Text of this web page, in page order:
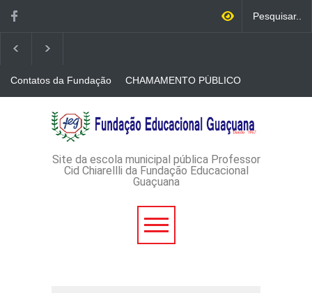
Contatos da Fundação
CHAMAMENTO PÚBLICO
CREDENCIAMENTO DE
IMPRESSOS
AVISO DE DISPENSA DE
LICITAÇÃO - DISPENSA DE
LICITAÇÃO Nº 53/2026-
ADMINISTRATIVO Nº
Site da escola municipal pública Professor
Cid Chiarellli da Fundação Educacional
Guaçuana